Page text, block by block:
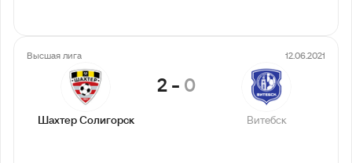
Высшая лига 12.06.2021
Шахтер Солигорск
2 - 0
Витебск